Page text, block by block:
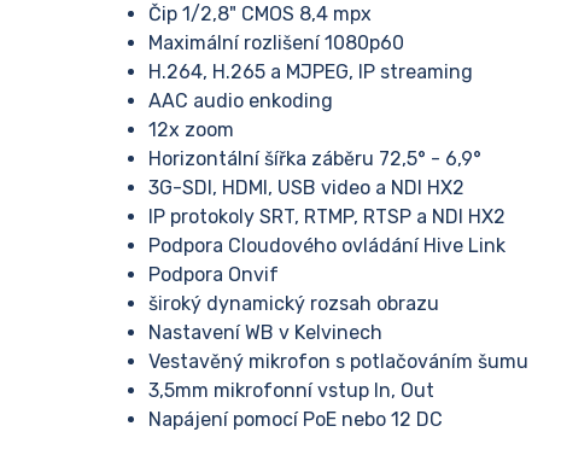
Čip 1/2,8" CMOS 8,4 mpx
Maximální rozlišení 1080p60
H.264, H.265 a MJPEG, IP streaming
AAC audio enkoding
12x zoom
Horizontální šířka záběru 72,5° - 6,9°
3G-SDI, HDMI, USB video a NDI HX2
IP protokoly SRT, RTMP, RTSP a NDI HX2
Podpora Cloudového ovládání Hive Link
Podpora Onvif
široký dynamický rozsah obrazu
Nastavení WB v Kelvinech
Vestavěný mikrofon s potlačováním šumu
3,5mm mikrofonní vstup In, Out
Napájení pomocí PoE nebo 12 DC